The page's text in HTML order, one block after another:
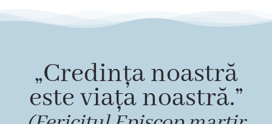
„Credința noastră
este viața noastră.”